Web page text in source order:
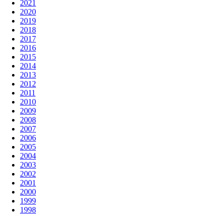
2021
2020
2019
2018
2017
2016
2015
2014
2013
2012
2011
2010
2009
2008
2007
2006
2005
2004
2003
2002
2001
2000
1999
1998